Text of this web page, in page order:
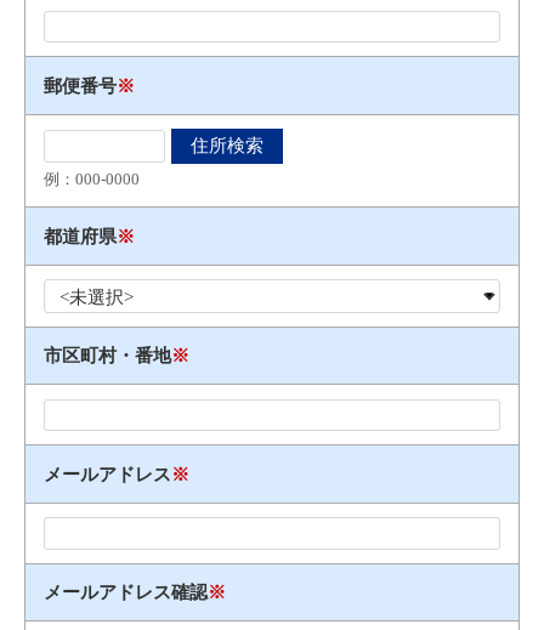
郵便番号※
例：000​-​0000
都道府県※
市区町村・番地※
メールアドレス※
メールアドレス確認※